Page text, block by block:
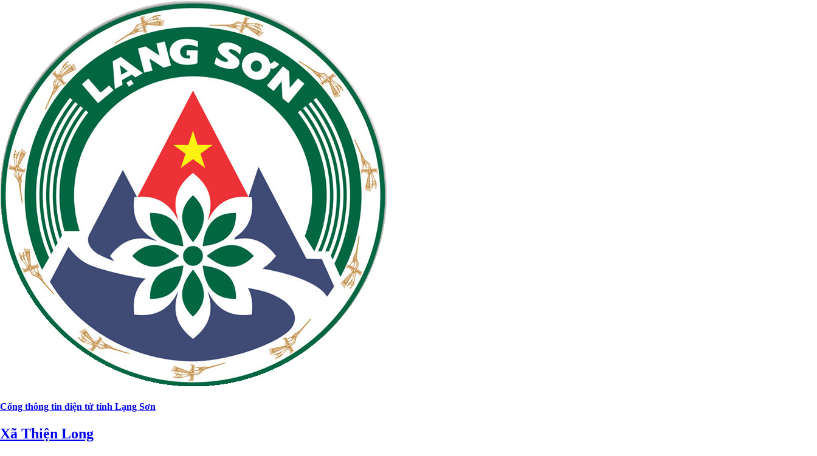
Cổng thông tin điện tử tỉnh Lạng Sơn
Xã Thiện Long